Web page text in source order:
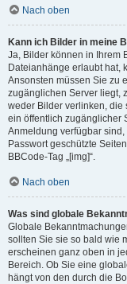
Nach oben
Kann ich Bilder in meine
Ja, Bilder können in Ihrem
Dateianhänge erlaubt hat,
Ansonsten müssen Sie zu
zugänglichen Server liegt,
weder Bilder verlinken, die
ein öffentlich zugänglicher
Anmeldung verfügbar
Passwort geschützte
BBCode-Tag „[img]“.
Nach oben
Was sind globale
Globale
sollten Sie sie so bald wie
erscheinen ganz oben in
Bereich. Ob Sie eine
hängt von den durch die